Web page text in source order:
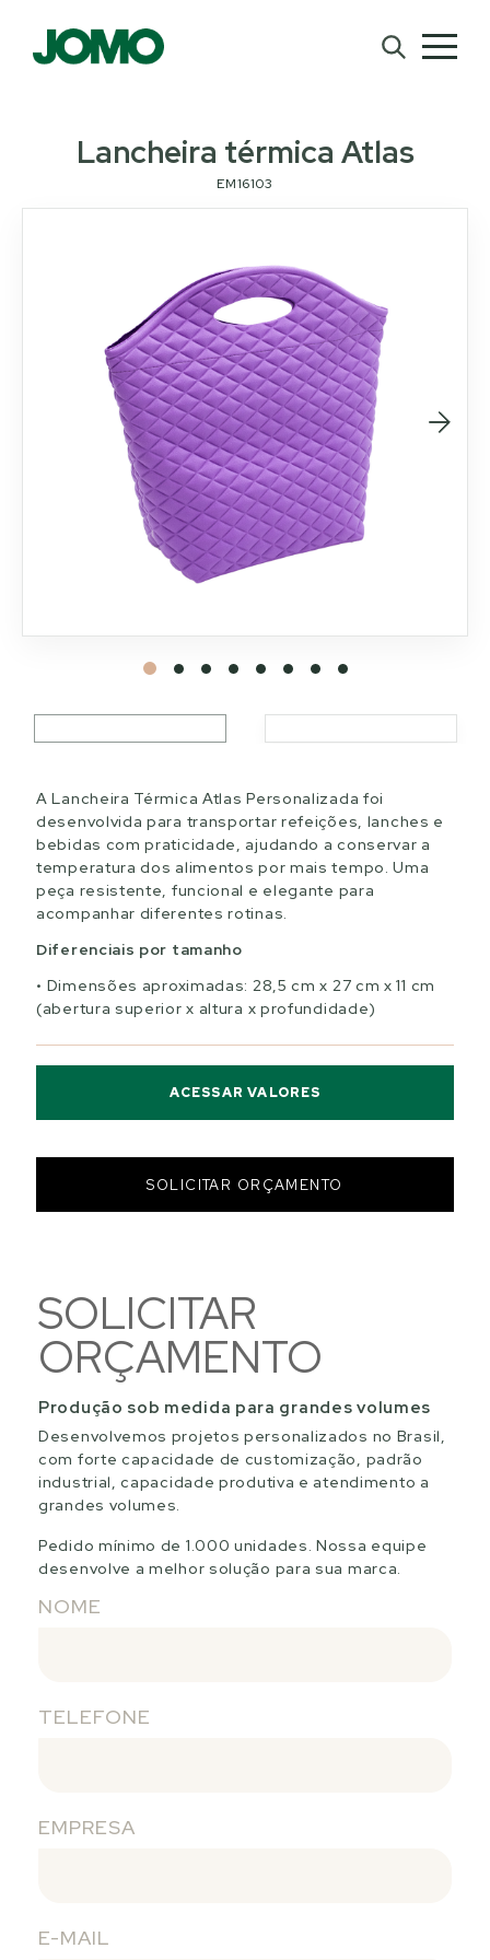
Lancheira térmica Atlas
EM16103
A Lancheira Térmica Atlas Personalizada foi
desenvolvida para transportar refeições, lanches e
bebidas com praticidade, ajudando a conservar a
temperatura dos alimentos por mais tempo. Uma
peça resistente, funcional e elegante para
acompanhar diferentes rotinas.
Diferenciais por tamanho
Dimensões aproximadas: 28,5 cm x 27 cm x 11 cm
(abertura superior x altura x profundidade)
ACESSAR VALORES
SOLICITAR ORÇAMENTO
SOLICITAR
ORÇAMENTO
Produção sob medida para grandes volumes
Desenvolvemos projetos personalizados no Brasil,
com forte capacidade de customização, padrão
industrial, capacidade produtiva e atendimento a
grandes volumes.
Pedido mínimo de 1.000 unidades. Nossa equipe
desenvolve a melhor solução para sua marca.
NOME
TELEFONE
EMPRESA
E-MAIL